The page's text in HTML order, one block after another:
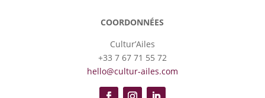
COORDONNÉES
Cultur’Ailes
+33 7 67 71 55 72
hello@cultur-ailes.com